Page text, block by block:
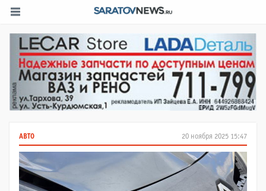
20 ноября 2025 15:47
АВТО